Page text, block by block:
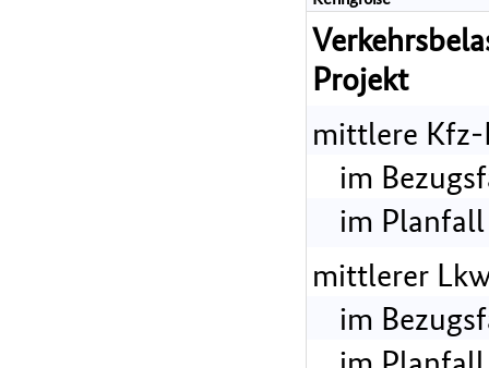
Projekt
mittlere
im
im Planfall
mittlerer
im